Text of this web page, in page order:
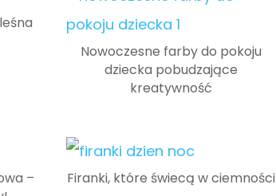
Nowoczesne farby do pokoju
dziecka pobudzające
kreatywność
–
Firanki, które świecą w ciemności